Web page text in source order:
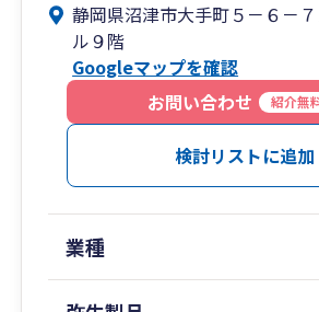
静岡県沼津市大手町５－６－
ル９階
Googleマップを確認
お問い合わせ
紹介無
検討リストに追加
業種